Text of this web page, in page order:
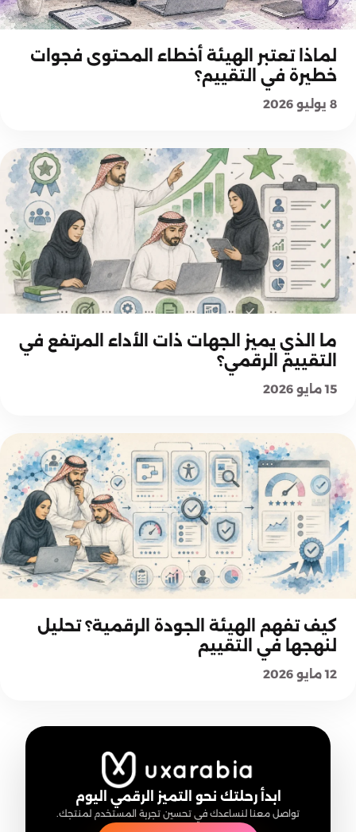
لماذا تعتبر الهيئة أخطاء المحتوى فجوات
خطيرة في التقييم؟
8 يوليو 2026
ما الذي يميز الجهات ذات الأداء المرتفع في
التقييم الرقمي؟
15 مايو 2026
كيف تفهم الهيئة الجودة الرقمية؟ تحليل
لنهجها في التقييم
12 مايو 2026
ابدأ رحلتك نحو التميز الرقمي اليوم
تواصل معنا لنساعدك في تحسين تجربة المستخدم لمنتجك.